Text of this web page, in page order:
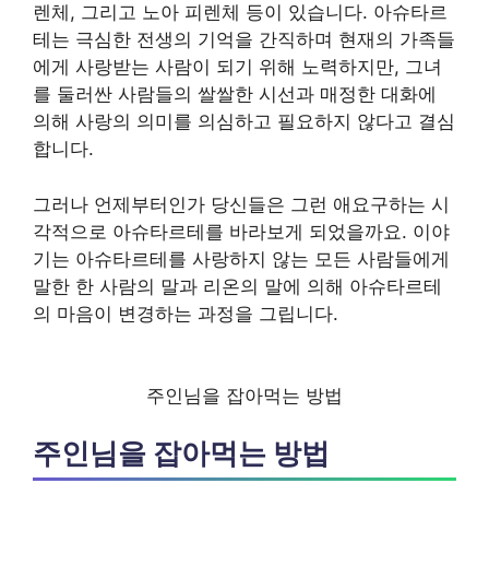
렌체, 그리고 노아 피렌체 등이 있습니다. 아슈타르
테는 극심한 전생의 기억을 간직하며 현재의 가족들
에게 사랑받는 사람이 되기 위해 노력하지만, 그녀
를 둘러싼 사람들의 쌀쌀한 시선과 매정한 대화에
의해 사랑의 의미를 의심하고 필요하지 않다고 결심
합니다.
그러나 언제부터인가 당신들은 그런 애요구하는 시
각적으로 아슈타르테를 바라보게 되었을까요. 이야
기는 아슈타르테를 사랑하지 않는 모든 사람들에게
말한 한 사람의 말과 리온의 말에 의해 아슈타르테
의 마음이 변경하는 과정을 그립니다.
주인님을 잡아먹는 방법
주인님을 잡아먹는 방법